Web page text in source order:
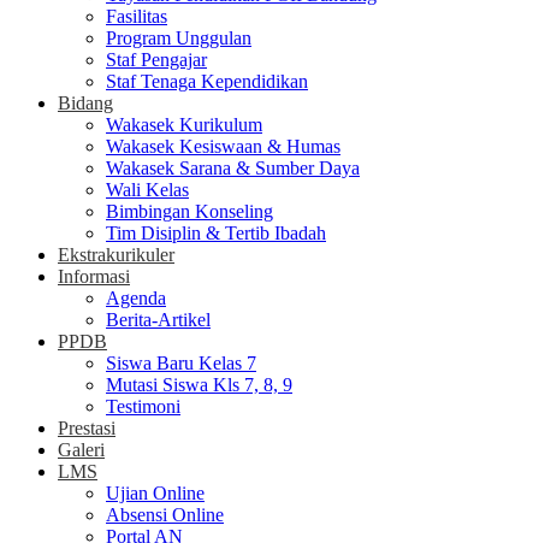
Fasilitas
Program Unggulan
Staf Pengajar
Staf Tenaga Kependidikan
Bidang
Wakasek Kurikulum
Wakasek Kesiswaan & Humas
Wakasek Sarana & Sumber Daya
Wali Kelas
Bimbingan Konseling
Tim Disiplin & Tertib Ibadah
Ekstrakurikuler
Informasi
Agenda
Berita-Artikel
PPDB
Siswa Baru Kelas 7
Mutasi Siswa Kls 7, 8, 9
Testimoni
Prestasi
Galeri
LMS
Ujian Online
Absensi Online
Portal AN